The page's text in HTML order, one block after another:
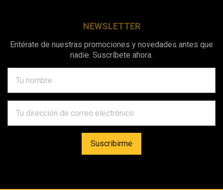
NEWSLETTER
Entérate de nuestras promociones y novedades antes que
nadie. Suscríbete ahora.